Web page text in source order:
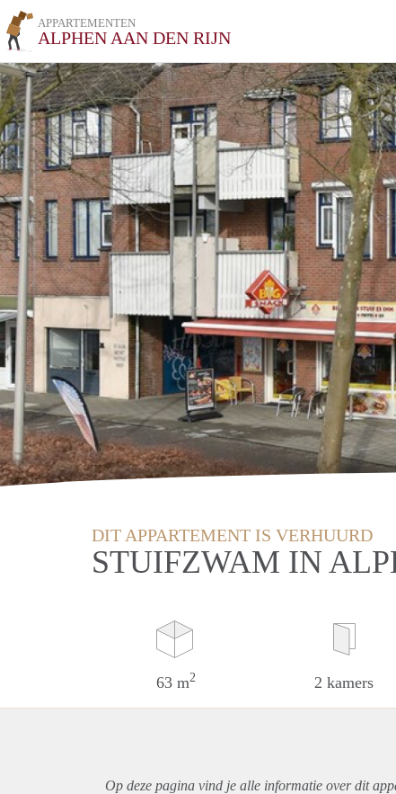
APPARTEMENTEN
ALPHEN AAN DEN RIJN
DIT APPARTEMENT IS VERHUURD
STUIFZWAM IN
63 m2 2 kamers
Op deze pagina vind je alle informatie over dit